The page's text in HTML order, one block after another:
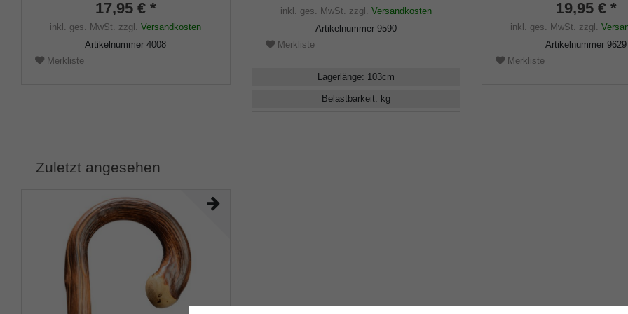
17,95 € *
inkl. ges. MwSt. zzgl.Versandkosten
Artikelnummer4008
Merkliste
inkl. ges. MwSt. zzgl. Versandkosten
Artikelnummer 9590
Merkliste
Lagerlänge: 103cm
Belastbarkeit: kg
19,95 € *
inkl. ges. MwSt. zzgl.
Artikelnummer9629
Merkliste
Zuletzt angesehen